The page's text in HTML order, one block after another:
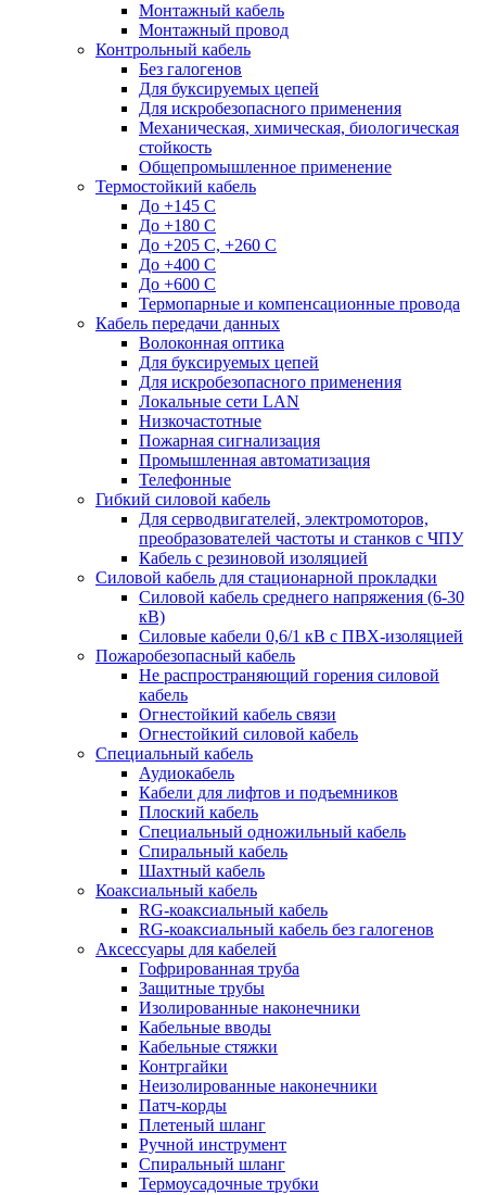
Монтажный кабель
Монтажный провод
Контрольный кабель
Без галогенов
Для буксируемых цепей
Для искробезопасного применения
Механическая, химическая, биологическая
стойкость
Общепромышленное применение
Термостойкий кабель
До +145 С
До +180 C
До +205 С, +260 С
До +400 C
До +600 С
Термопарные и компенсационные провода
Кабель передачи данных
Волоконная оптика
Для буксируемых цепей
Для искробезопасного применения
Локальные сети LAN
Низкочастотные
Пожарная сигнализация
Промышленная автоматизация
Телефонные
Гибкий силовой кабель
Для серводвигателей, электромоторов,
преобразователей частоты и станков с ЧПУ
Кабель с резиновой изоляцией
Силовой кабель для стационарной прокладки
Силовой кабель среднего напряжения (6-30
кВ)
Силовые кабели 0,6/1 кВ с ПВХ-изоляцией
Пожаробезопасный кабель
Не распространяющий горения силовой
кабель
Огнестойкий кабель связи
Огнестойкий силовой кабель
Специальный кабель
Аудиокабель
Кабели для лифтов и подъемников
Плоский кабель
Специальный одножильный кабель
Спиральный кабель
Шахтный кабель
Коаксиальный кабель
RG-коаксиальный кабель
RG-коаксиальный кабель без галогенов
Аксессуары для кабелей
Гофрированная труба
Защитные трубы
Изолированные наконечники
Кабельные вводы
Кабельные стяжки
Контргайки
Неизолированные наконечники
Патч-корды
Плетеный шланг
Ручной инструмент
Спиральный шланг
Термоусадочные трубки